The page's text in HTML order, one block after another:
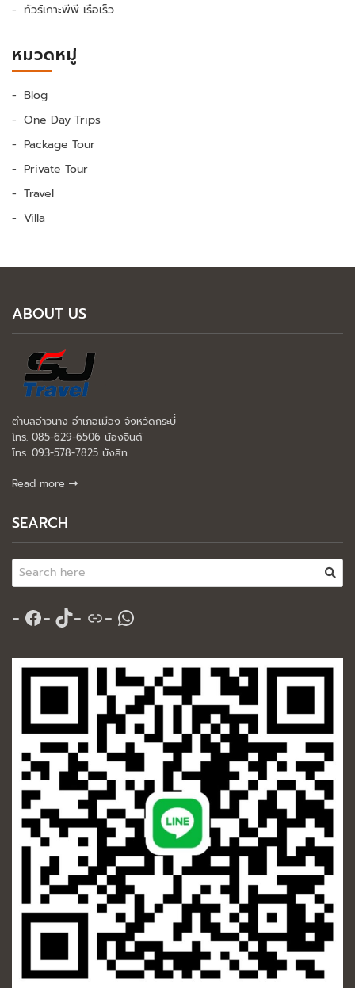
ทัวร์เกาะพีพี เรือเร็ว
หมวดหมู่
Blog
One Day Trips
Package Tour
Private Tour
Travel
Villa
ABOUT US
ตำบลอ่าวนาง อำเภอเมือง จังหวัดกระบี่
โทร. 085-629-6506 น้องจินต์
โทร. 093-578-7825 บังสิท
Read more
SEARCH
Facebook
TikTok
LinkWhatsApp